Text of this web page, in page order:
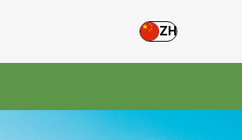
ZH